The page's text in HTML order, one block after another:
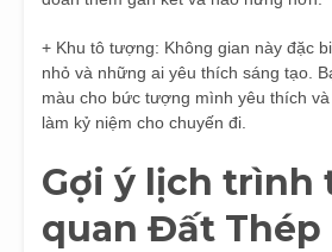
+ Khu tô tượng: Không gian này đặc
nhỏ và những ai yêu thích sáng tạo.
màu cho bức tượng mình yêu thích
làm kỷ niệm cho chuyến đi.
Gợi ý lịch trình
quan Đất Thép